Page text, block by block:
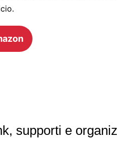
supporti e